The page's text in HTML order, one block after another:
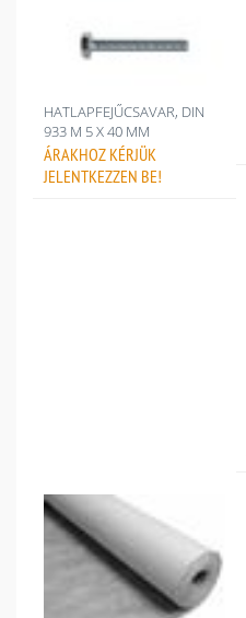
HATLAPFEJŰCSAVAR, DIN
933 M 5 X 40 MM
ÁRAKHOZ KÉRJÜK
JELENTKEZZEN BE!